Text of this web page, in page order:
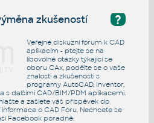
?
zkušeností
Veřejné diskuzní fórum k CAD
aplikacím - ptejte se na
libovolné otázky týkající se
oboru CAx, podělte se o vaše
znalosti a zkušenosti s
programy AutoCAD, Inventor,
s dalšími CAD/BIM/PDM aplikacemi.
a zašlete váš příspěvek do
informace o CAD Fóru. Nechcete se
Facebook poradně.